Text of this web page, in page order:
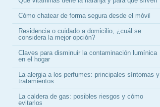
Cómo chatear de forma segura desde el móvil
Residencia o cuidado a domicilio, ¿cuál se
considera la mejor opción?
Claves para disminuir la contaminación lumínica
en el hogar
La alergia a los perfumes: principales síntomas y
tratamientos
La caldera de gas: posibles riesgos y cómo
evitarlos